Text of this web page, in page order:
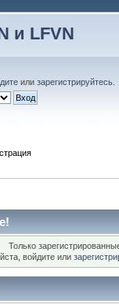
и LFVN
или зарегистрируйтесь
Только
войдите или